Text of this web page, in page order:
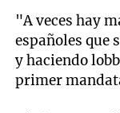
"A veces hay
españoles que
y haciendo
primer